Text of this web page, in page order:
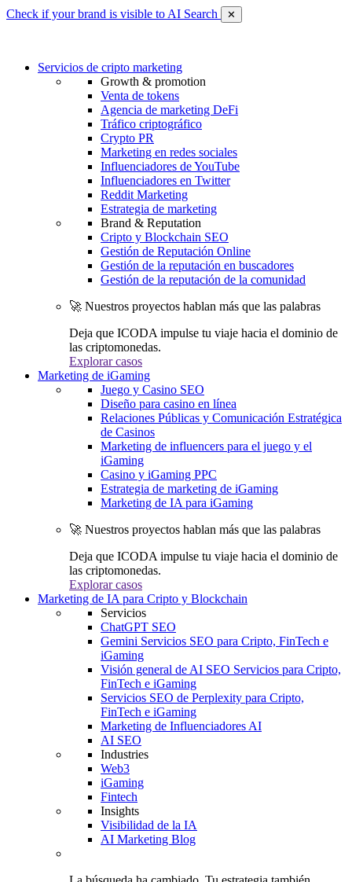
Check if your brand is visible to AI Search ✕
Servicios de cripto marketing
Growth & promotion
Venta de tokens
Agencia de marketing DeFi
Tráfico criptográfico
Crypto PR
Marketing en redes sociales
Influenciadores de YouTube
Influenciadores en Twitter
Reddit Marketing
Estrategia de marketing
Brand & Reputation
Cripto y Blockchain SEO
Gestión de Reputación Online
Gestión de la reputación en buscadores
Gestión de la reputación de la comunidad
🚀 Nuestros proyectos hablan más que las palabras
Deja que ICODA impulse tu viaje hacia el dominio de
las criptomonedas.
Explorar casos
Marketing de iGaming
Juego y Casino SEO
Diseño para casino en línea
Relaciones Públicas y Comunicación Estratégica
de Casinos
Marketing de influencers para el juego y el
iGaming
Casino y iGaming PPC
Estrategia de marketing de iGaming
Marketing de IA para iGaming
🚀 Nuestros proyectos hablan más que las palabras
Deja que ICODA impulse tu viaje hacia el dominio de
las criptomonedas.
Explorar casos
Marketing de IA para Cripto y Blockchain
Servicios
ChatGPT SEO
Gemini Servicios SEO para Cripto, FinTech e
iGaming
Visión general de AI SEO Servicios para Cripto,
FinTech e iGaming
Servicios SEO de Perplexity para Cripto,
FinTech e iGaming
Marketing de Influenciadores AI
AI SEO
Industries
Web3
iGaming
Fintech
Insights
Visibilidad de la IA
AI Marketing Blog